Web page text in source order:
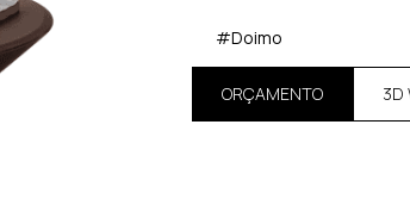
#Doimo
ORÇAMENTO 3D